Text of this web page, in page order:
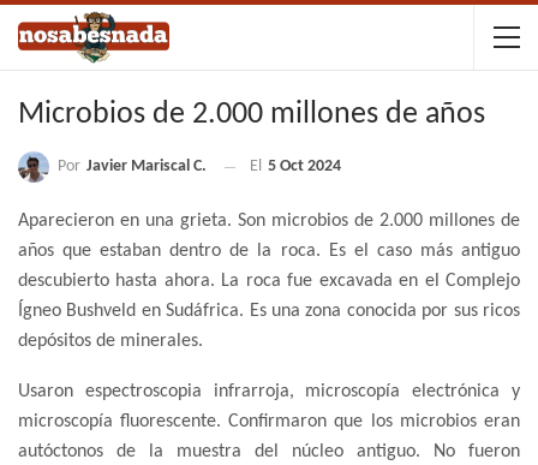
Microbios de 2.000 millones de años
Por Javier Mariscal C. El 5 Oct 2024
Aparecieron en una grieta. Son microbios de 2.000 millones de
años que estaban dentro de la roca. Es el caso más antiguo
descubierto hasta ahora. La roca fue excavada en el Complejo
Ígneo Bushveld en Sudáfrica. Es una zona conocida por sus ricos
depósitos de minerales.
Usaron espectroscopia infrarroja, microscopía electrónica y
microscopía fluorescente. Confirmaron que los microbios eran
autóctonos de la muestra del núcleo antiguo. No fueron